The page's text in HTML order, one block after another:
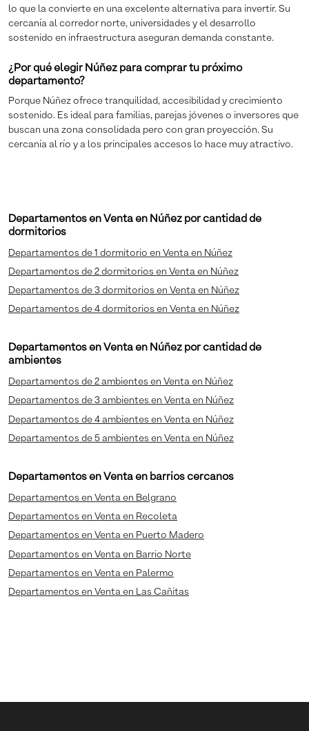
lo que la convierte en una excelente alternativa para invertir. Su
cercanía al corredor norte, universidades y el desarrollo
sostenido en infraestructura aseguran demanda constante.
¿Por qué elegir Núñez para comprar tu próximo
departamento?
Porque Núñez ofrece tranquilidad, accesibilidad y crecimiento
sostenido. Es ideal para familias, parejas jóvenes o inversores que
buscan una zona consolidada pero con gran proyección. Su
cercanía al río y a los principales accesos lo hace muy atractivo.
Departamentos en Venta en Núñez por cantidad de
dormitorios
Departamentos de 1 dormitorio en Venta en Núñez
Departamentos de 2 dormitorios en Venta en Núñez
Departamentos de 3 dormitorios en Venta en Núñez
Departamentos de 4 dormitorios en Venta en Núñez
Departamentos en Venta en Núñez por cantidad de
ambientes
Departamentos de 2 ambientes en Venta en Núñez
Departamentos de 3 ambientes en Venta en Núñez
Departamentos de 4 ambientes en Venta en Núñez
Departamentos de 5 ambientes en Venta en Núñez
Departamentos en Venta en barrios cercanos
Departamentos en Venta en Belgrano
Departamentos en Venta en Recoleta
Departamentos en Venta en Puerto Madero
Departamentos en Venta en Barrio Norte
Departamentos en Venta en Palermo
Departamentos en Venta en Las Cañitas